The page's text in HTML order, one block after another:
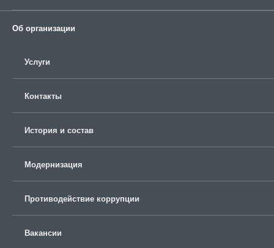
Об организации
Услуги
Контакты
История и состав
Модернизация
Противодействие коррупции
Вакансии